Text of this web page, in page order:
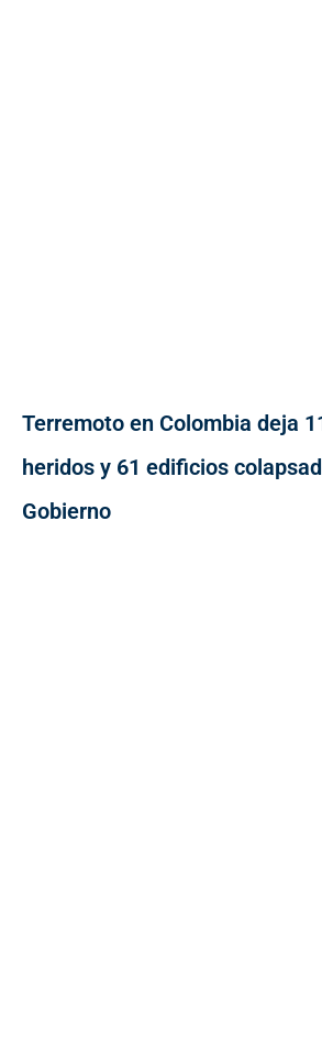
Terremoto en Colombia deja
heridos y 61 edificios
Gobierno